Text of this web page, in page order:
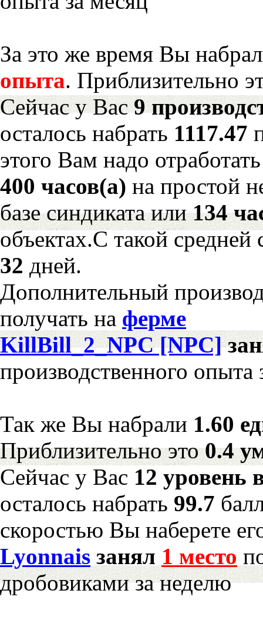
За это же время Вы
опыта. Приблизительно
Сейчас у Вас9
осталось набрать 1117.47
этого Вам надо отработать
400 часов(а) на простой
базе синдиката или134
объектах.С такой
32 дней.
Дополнительный
получать на ферме
KillBill_2_NPC [NPC]
производственного опыта
Так же Вы набрали 1.60
Приблизительно это0.4
Сейчас у Вас 12 уровень
осталось набрать 99.7
скоростью Вы наберете
Lyonnais занял 1 место
дробовиками за неделю